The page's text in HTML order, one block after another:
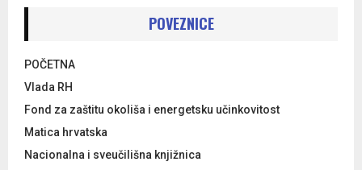
POVEZNICE
POČETNA
Vlada RH
Fond za zaštitu okoliša i energetsku učinkovitost
Matica hrvatska
Nacionalna i sveučilišna knjižnica